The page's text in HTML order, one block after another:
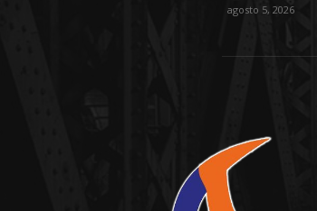
agosto 5, 2026